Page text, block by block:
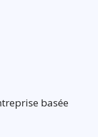
basée